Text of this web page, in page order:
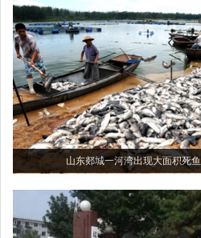
山东郯城一河湾出现大面积死鱼